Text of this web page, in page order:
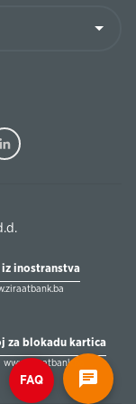
iz inostranstva
za blokadu kartica
www.ziraatbank.ba
FAQ